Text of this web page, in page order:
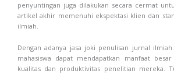
penyuntingan juga dilakukan secara cermat
artikel akhir memenuhi ekspektasi klien dan
ilmiah.
Dengan adanya jasa joki penulisan jurnal
mahasiswa dapat mendapatkan manfaat
kualitas dan produktivitas penelitian mereka.